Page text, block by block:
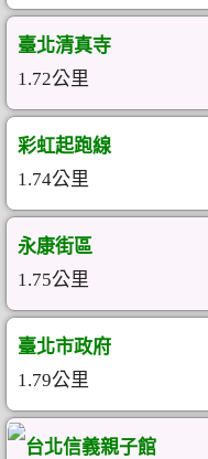
臺北清真寺
1.72公里
彩虹起跑線
1.74公里
永康街區
1.75公里
臺北市政府
1.79公里
台北信義親子館